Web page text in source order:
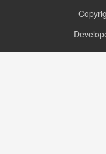
AV.
23.09.2023